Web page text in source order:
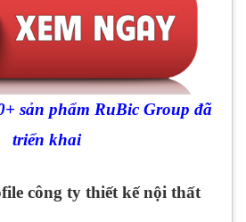
sản phẩm RuBic Group đã
triển khai
công ty thiết kế nội thất